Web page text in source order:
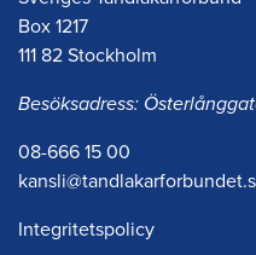
Box 1217
111 82 Stockholm
Besöksadress:
08-666 15 00
Integritetspolicy